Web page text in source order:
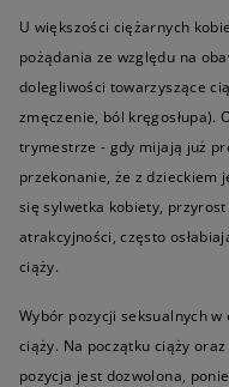
U większości ciężarnych
pożądania ze względu na
dolegliwości towarzyszące
zmęczenie, ból kręgosłupa).
trymestrze - gdy mijają już
przekonanie, że z dzieckiem
się sylwetka kobiety,
atrakcyjności, często
ciąży.
Wybór pozycji seksualnych
ciąży. Na początku ciąży
pozycja jest dozwolona,